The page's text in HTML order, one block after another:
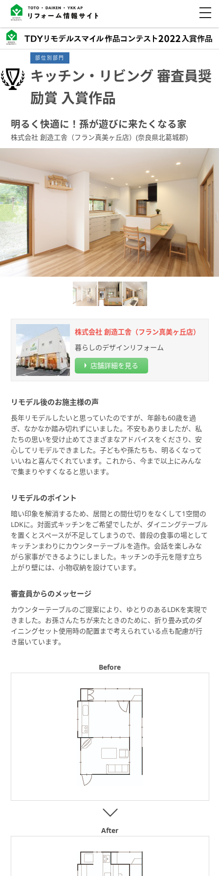
部位別部門
キッチン・リビング 審査員奨
励賞 入賞作品
明るく快適に！孫が遊びに来たくなる家
株式会社 創造工舎（フラン真美ヶ丘店）(奈良県北葛城郡)
株式会社 創造工舎（フラン真美ヶ丘店）
暮らしのデザインリフォーム
店舗詳細を見る
リモデル後のお施主様の声
長年リモデルしたいと思っていたのですが、年齢も60歳を過
ぎ、なかなか踏み切れずにいました。不安もありましたが、私
たちの思いを受け止めてさまざまなアドバイスをくださり、安
心してリモデルできました。子どもや孫たちも、明るくなって
いいねと喜んでくれています。これから、今まで以上にみんな
で集まりやすくなると思います。
リモデルのポイント
暗い印象を解消するため、居間との間仕切りをなくして1空間の
LDKに。対面式キッチンをご希望でしたが、ダイニングテーブル
を置くとスペースが不足してしまうので、普段の食事の場として
キッチンまわりにカウンターテーブルを造作。会話を楽しみな
がら家事ができるようにしました。キッチンの手元を隠す立ち
上がり壁には、小物収納を設けています。
審査員からのメッセージ
カウンターテーブルのご提案により、ゆとりのあるLDKを実現で
きました。お孫さんたちが来たときのために、折り畳み式のダ
イニングセット使用時の配置まで考えられている点も配慮が行
き届いています。
Before
After